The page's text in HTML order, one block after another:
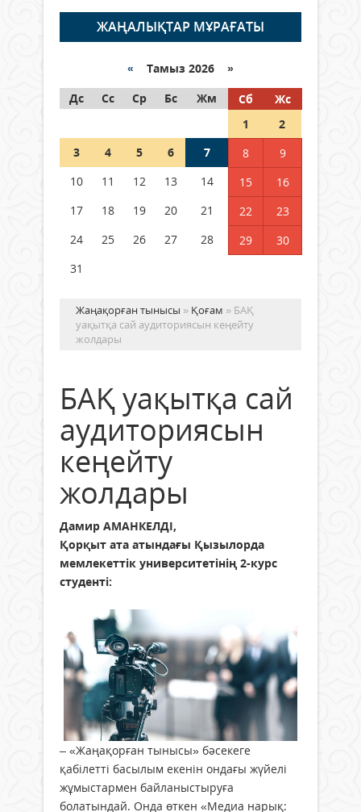
06 тамыз 2026 ж. 253
граждане Казахстана,
05 тамыз 2026 ж. 132
Шетелде жүрген Қазақстан
азаматтары қалай дауыс бере
ЖАҢАЛЫҚТАР МҰРАҒАТЫ
« Тамыз 2026 »
Дс
Сс Ср Бс Жм Сб
Жс
1
2
3
4 5 6 7 8
9
10
11 12 13 14 15
16
17
18 19 20 21 22
23
24
25 26 27 28 29
30
31
Жаңақорған тынысы » Қоғам » БАҚ
уақытқа сай аудиториясын кеңейту
жолдары
БАҚ уақытқа сай
аудиториясын
кеңейту
жолдары
Дамир АМАНКЕЛДІ,
Қорқыт ата атындағы Қызылорда
мемлекеттік университетінің 2-курс
студенті:
– «Жаңақорған тынысы» бәсекеге
қабілетті басылым екенін ондағы жүйелі
жұмыстармен байланыстыруға
болатындай. Онда өткен «Медиа нарық: